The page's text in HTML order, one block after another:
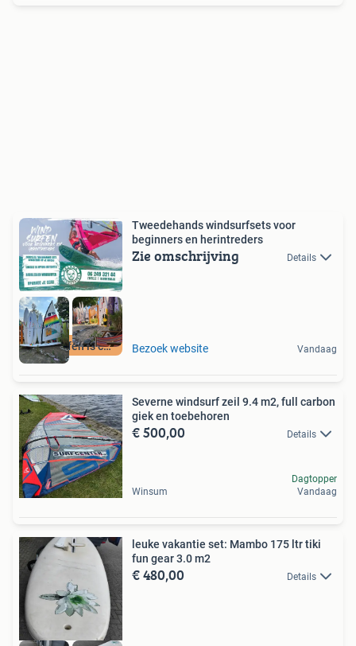
Windsurfen is cool
Tweedehands windsurfsets voor
beginners en herintreders
Zie omschrijving Details
Bezoek website Vandaag
Severne windsurf zeil 9.4 m2, full carbon
giek en toebehoren
€ 500,00 Details
Winsum
Dagtopper
Vandaag
leuke vakantie set: Mambo 175 ltr tiki
fun gear 3.0 m2
€ 480,00 Details